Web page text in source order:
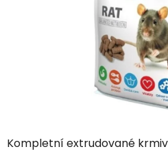
Kompletní extrudované